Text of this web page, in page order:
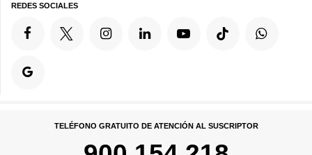
REDES SOCIALES
TELÉFONO GRATUITO DE ATENCIÓN AL SUSCRIPTOR